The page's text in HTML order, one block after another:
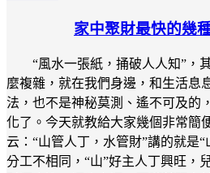
家中聚財最快的幾
“風水一張紙，捅破人人知”，
麼複雜，就在我們身邊，和生活息
法，也不是神秘莫測、遙不可及的
化了。今天就教給大家幾個非常簡
云：“山管人丁，水管財”講的就是“
分工不相同，“山”好主人丁興旺，